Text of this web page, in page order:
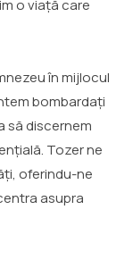
o viață care
în mijlocul
bombardați
să discernem
Tozer ne
oferindu-ne
asupra